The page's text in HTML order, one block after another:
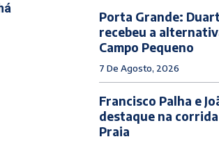
Porta Grande:
recebeu a
Campo Pequeno
7 De Agosto, 2026
Francisco Palha e
destaque na
Praia